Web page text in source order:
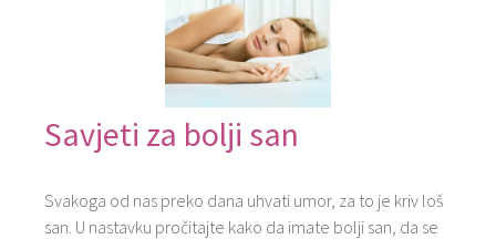
Savjeti za bolji san
Svakoga od nas preko dana uhvati umor, za to je kriv loš
san. U nastavku pročitajte kako da imate bolji san, da se